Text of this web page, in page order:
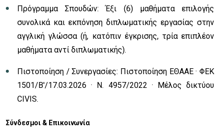
Πρόγραμμα Σπουδών: Έξι (6) μαθήματα επιλογής
συνολικά και εκπόνηση διπλωματικής εργασίας στην
αγγλική γλώσσα (ή, κατόπιν έγκρισης, τρία επιπλέον
μαθήματα αντί διπλωματικής).
Πιστοποίηση / Συνεργασίες: Πιστοποίηση ΕΘΑΑΕ · ΦΕΚ
1501/Β'/17.03.2026 · Ν. 4957/2022 · Μέλος δικτύου
CIVIS.
Σύνδεσμοι & Επικοινωνία